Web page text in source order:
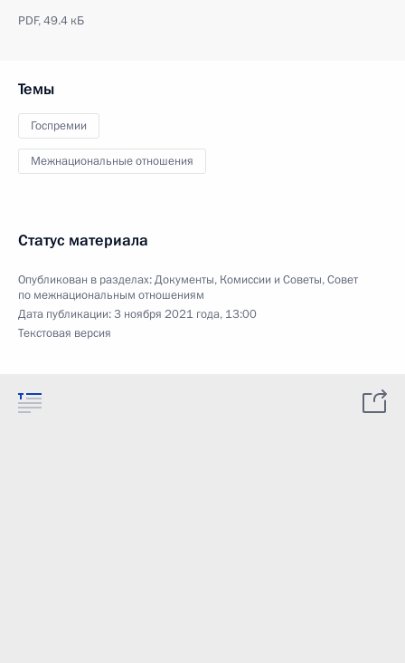
PDF,49.4 кБ
Темы
Госпремии
Межнациональные отношения
Статус материала
Опубликован в разделах:Документы, Комиссии и Советы,Совет
по межнациональным отношениям
Дата публикации:3 ноября 2021 года, 13:00
Текстовая версия